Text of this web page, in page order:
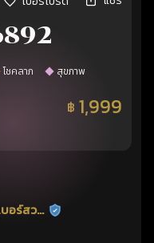
โชคลาภ สุขภาพ
฿ 1,999
อร์สวย ร้านยืนยันแล้ว